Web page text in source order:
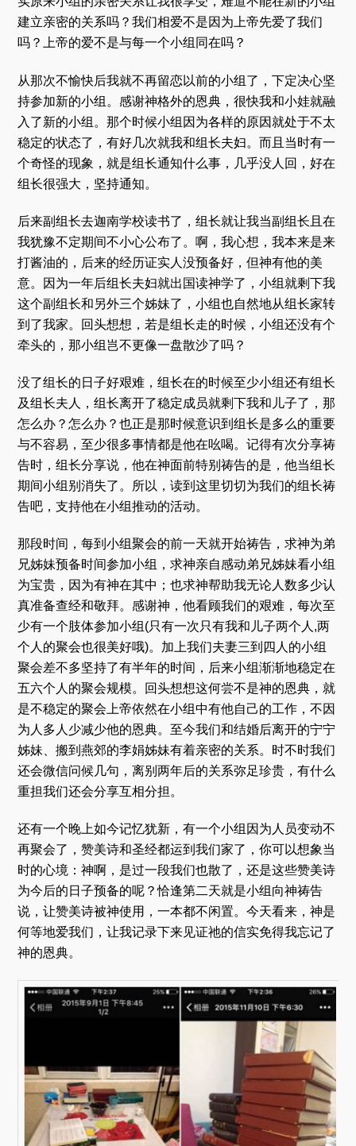
建立亲密的关系吗？我们相爱不是因为上帝先爱了我们
吗？上帝的爱不是与每一个小组同在吗？
从那次不愉快后我就不再留恋以前的小组了，下定决心坚
持参加新的小组。感谢神格外的恩典，很快我和小娃就融
入了新的小组。那个时候小组因为各样的原因就处于不太
稳定的状态了，有好几次就我和组长夫妇。而且当时有一
个奇怪的现象，就是组长通知什么事，几乎没人回，好在
组长很强大，坚持通知。
后来副组长去迦南学校读书了，组长就让我当副组长且在
我犹豫不定期间不小心公布了。啊，我心想，我本来是来
打酱油的，后来的经历证实人没预备好，但神有他的美
意。因为一年后组长夫妇就出国读神学了，小组就剩下我
这个副组长和另外三个姊妹了，小组也自然地从组长家转
到了我家。回头想想，若是组长走的时候，小组还没有个
牵头的，那小组岂不更像一盘散沙了吗？
没了组长的日子好艰难，组长在的时候至少小组还有组长
及组长夫人，组长离开了稳定成员就剩下我和儿子了，那
怎么办？怎么办？也正是那时候意识到组长是多么的重要
与不容易，至少很多事情都是他在吆喝。记得有次分享祷
告时，组长分享说，他在神面前特别祷告的是，他当组长
期间小组别消失了。所以，读到这里切切为我们的组长祷
告吧，支持他在小组推动的活动。
那段时间，每到小组聚会的前一天就开始祷告，求神为弟
兄姊妹预备时间参加小组，求神亲自感动弟兄姊妹看小组
为宝贵，因为有神在其中；也求神帮助我无论人数多少认
真准备查经和敬拜。感谢神，他看顾我们的艰难，每次至
少有一个肢体参加小组(只有一次只有我和儿子两个人,两
个人的聚会也很美好哦)。加上我们夫妻三到四人的小组
聚会差不多坚持了有半年的时间，后来小组渐渐地稳定在
五六个人的聚会规模。回头想想这何尝不是神的恩典，就
是不稳定的聚会上帝依然在小组中有他自己的工作，不因
为人多人少减少他的恩典。至今我们和结婚后离开的宁宁
姊妹、搬到燕郊的李娟姊妹有着亲密的关系。时不时我们
还会微信问候几句，离别两年后的关系弥足珍贵，有什么
重担我们还会分享互相分担。
还有一个晚上如今记忆犹新，有一个小组因为人员变动不
再聚会了，赞美诗和圣经都运到我们家了，你可以想象当
时的心境：神啊，是过一段我们也散了，还是这些赞美诗
为今后的日子预备的呢？恰逢第二天就是小组向神祷告
说，让赞美诗被神使用，一本都不闲置。今天看来，神是
何等地爱我们，让我记录下来见证祂的信实免得我忘记了
神的恩典。